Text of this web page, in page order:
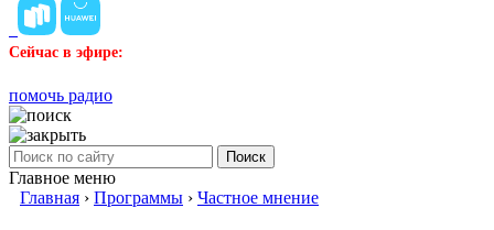
Сейчас в эфире:
помочь радио
Поиск
Главное меню
Главная › Программы › Частное мнение